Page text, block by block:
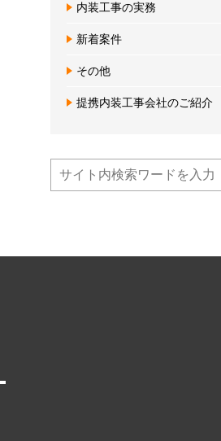
内装工事の実務
新着案件
その他
提携内装工事会社のご紹介